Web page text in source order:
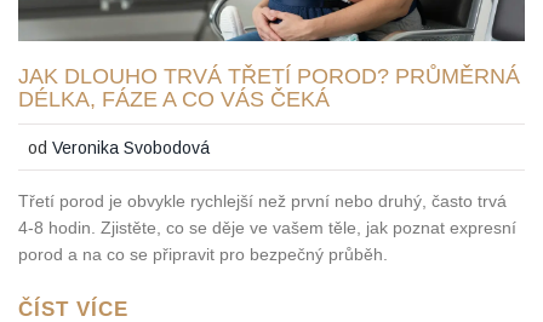
JAK DLOUHO TRVÁ TŘETÍ POROD? PRŮMĚRNÁ
DÉLKA, FÁZE A CO VÁS ČEKÁ
odVeronika Svobodová
Třetí porod je obvykle rychlejší než první nebo druhý, často trvá
4-8 hodin. Zjistěte, co se děje ve vašem těle, jak poznat expresní
porod a na co se připravit pro bezpečný průběh.
ČÍST VÍCE